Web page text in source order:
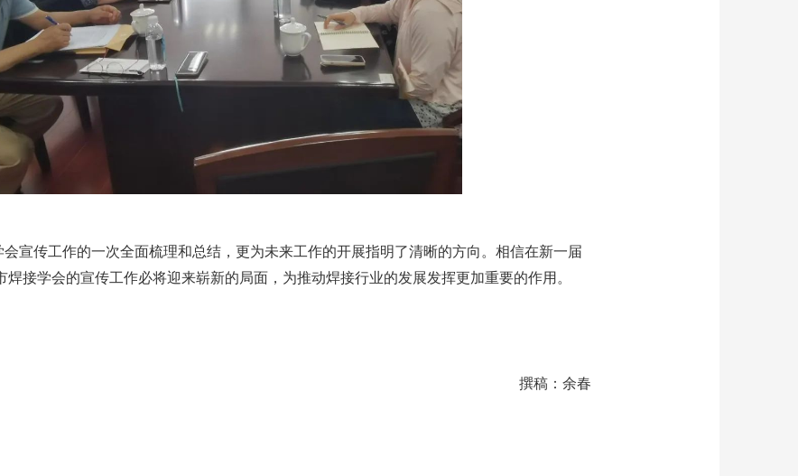
宣传工作的一次全面梳理和总结，更为未来工作的开展指明了清晰的方向。相信在新一届
接学会的宣传工作必将迎来崭新的局面，为推动焊接行业的发展发挥更加重要的作用。
撰稿：余春